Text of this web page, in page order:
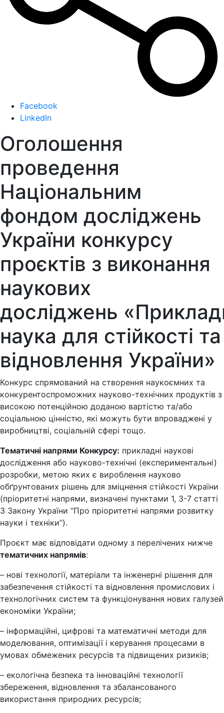
Facebook
LinkedIn
Оголошення
проведення
Національним
фондом досліджень
України конкурсу
проєктів з виконання
наукових
досліджень
наука для стійкості та
відновлення України»
Конкурс спрямований на створення наукоємних та
конкурентоспроможних науково-технічних продуктів з
високою потенційною доданою вартістю та/або
соціальною цінністю, які можуть бути впроваджені у
виробництві, соціальній сфері тощо.
Тематичні напрями Конкурсу: прикладні наукові
дослідження або науково-технічні (експериментальні)
розробки, метою яких є вироблення науково
обґрунтованих рішень для зміцнення стійкості України
(пріоритетні напрями, визначені пунктами 1, 3-7 статті
3 Закону України “Про пріоритетні напрями розвитку
науки і техніки”).
Проєкт має відповідати одному з перелічених нижче
тематичних напрямів:
– нові технології, матеріали та інженерні рішення для
забезпечення стійкості та відновлення промислових і
технологічних систем та функціонування нових галузей
економіки України;
– інформаційні, цифрові та математичні методи для
моделювання, оптимізації і керування процесами в
умовах обмежених ресурсів та підвищених ризиків;
– екологічна безпека та інноваційні технології
збереження, відновлення та збалансованого
використання природних ресурсів;